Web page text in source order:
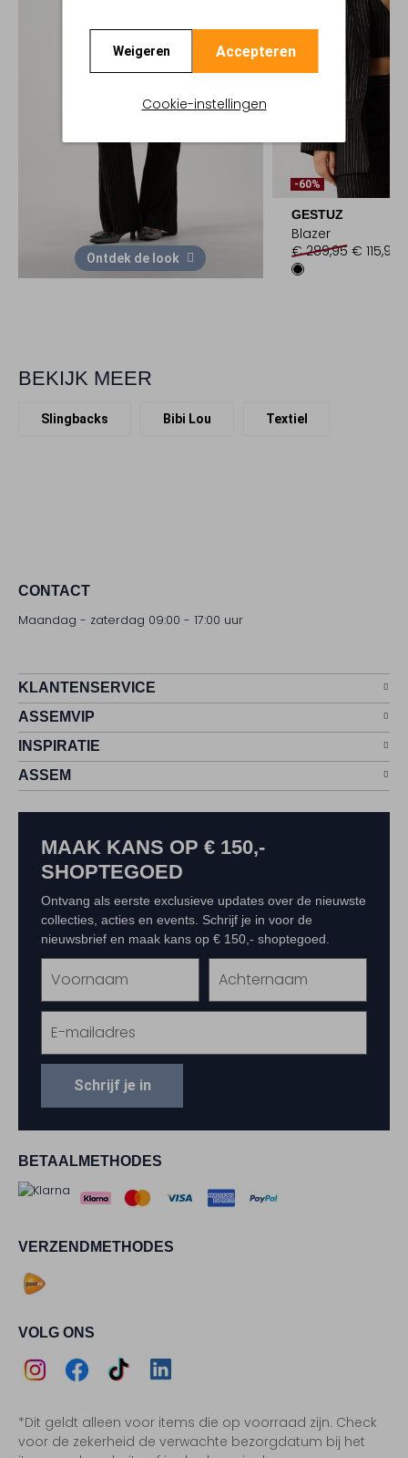
Weigeren Accepteren
Cookie-instellingen
Ontdek de look
-60%
GESTUZ
Blazer
€ 289,95 € 115,99
BEKIJK MEER
Slingbacks Bibi Lou Textiel
CONTACT
Maandag - zaterdag 09:00 - 17:00 uur
KLANTENSERVICE
ASSEMVIP
INSPIRATIE
ASSEM
BETAALMETHODES
VERZENDMETHODES
VOLG ONS
Instagram
Facebook
TikTokLinkedIn
*Dit geldt alleen voor items die op voorraad zijn. Check
voor de zekerheid de verwachte bezorgdatum bij het
MAAK KANS OP € 150,-
SHOPTEGOED
Ontvang als eerste exclusieve updates over de nieuwste
collecties, acties en events. Schrijf je in voor de
nieuwsbrief en maak kans op € 150,- shoptegoed.
Schrijf je in